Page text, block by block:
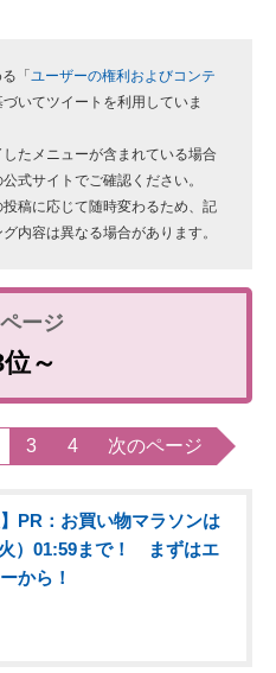
「 ユーザーの権利およびコンテ
づいてツイートを利用していま
たメニューが含まれている場合
式サイトでご確認ください。
稿に応じて随時変わるため、記
内容は異なる場合があります。
～
3 4 次のページ
】PR：お買い物マラソンは
）01:59まで！ まずはエ
から！